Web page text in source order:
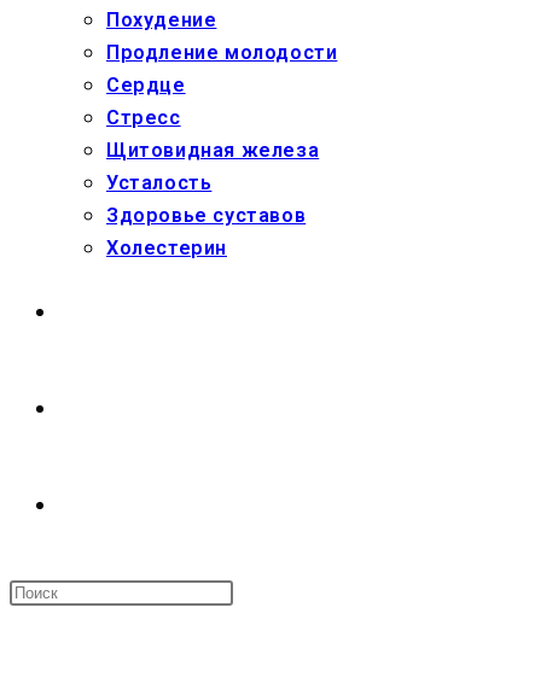
Похудение
Продление молодости
Сердце
Стресс
Щитовидная железа
Усталость
Здоровье суставов
Холестерин
ПОИСК